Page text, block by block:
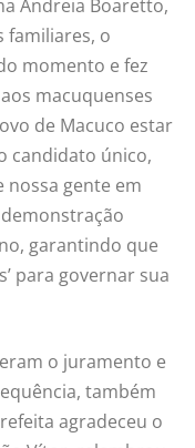
Andreia Boaretto,
familiares, o
momento e fez
macuquenses
de Macuco estar
candidato único,
nossa gente em
garantindo que
para governar sua
o juramento e
também
agradeceu o